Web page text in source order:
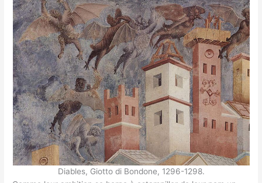
Diables, Giotto di Bondone, 1296-1298.